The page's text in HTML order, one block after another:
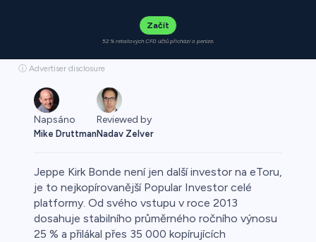
Začít
52 % retailových CFD účtů přichází o peníze.
ⓘ Advertiser disclosure
Napsáno
Mike Druttman
Reviewed by
Nadav Zelver
Jeppe Kirk Bonde není jen další investor na eToru,
je to nejkopírovanější Popular Investor celé
platformy. Od svého vstupu v roce 2013
dosahuje stabilního průměrného ročního výnosu
25 % a přilákal přes 35 000 kopírujících